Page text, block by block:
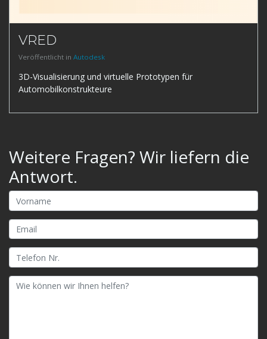
VRED
Veröffentlicht in Autodesk
3D-Visualisierung und virtuelle Prototypen für
Automobilkonstrukteure
Weitere Fragen? Wir liefern die
Antwort.